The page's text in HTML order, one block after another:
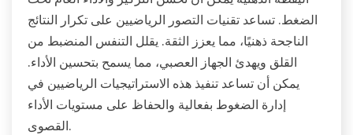
الضغط. تساعد تقنيات التصور الرياضيين على تكرار النتائج
الناجحة ذهنيًا، مما يعزز الثقة. يقلل التنفس المنضبط من
القلق ويهدئ الجهاز العصبي، مما يسمح بتحسين الأداء.
يمكن أن تساعد تنفيذ هذه الاستراتيجيات الرياضيين في
إدارة الضغوط بفعالية والحفاظ على مستويات الأداء
القصوى.